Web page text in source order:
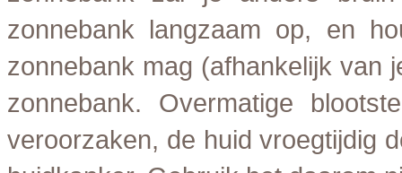
zonnebank langzaam op, en
zonnebank mag (afhankelijk van
zonnebank. Overmatige
veroorzaken, de huid vroegtijdig